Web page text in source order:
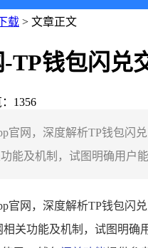
载 > 文章正文
TP钱包闪兑
1356
官网，深度解析TP钱包闪
能及机制，试图明确用户
官网，深度解析TP钱包闪
关功能及机制，试图明